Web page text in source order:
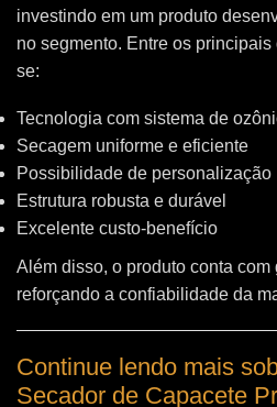
investindo em um produto
no segmento. Entre os
se:
Tecnologia com sistema de
Secagem uniforme e eficiente
Possibilidade de personalização
Estrutura robusta e durável
Excelente custo-benefício
Além disso, o produto conta com
reforçando a confiabilidade da
Continue lendo mais
Secador de Capacete